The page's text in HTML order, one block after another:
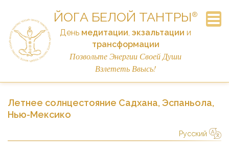
ЙОГА БЕЛОЙ ТАНТРЫ ®
День медитации,экзальтации и
трансформации
Позвольте Энергии Своей Души
Взлететь Ввысь!
Главная
Объявления
Семинар
Расписание
Контакты
Часто Задаваемые Вопросы
Истории
Ссылки
Подписка на рассылку
Пожертвовать
Летнее солнцестояние Садхана, Эспаньола,
Нью-Мексико
Русский